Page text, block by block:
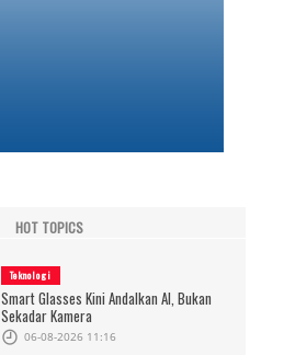
HOT TOPICS
Teknologi
Smart Glasses Kini Andalkan AI, Bukan
Sekadar Kamera
06-08-2026 11:16